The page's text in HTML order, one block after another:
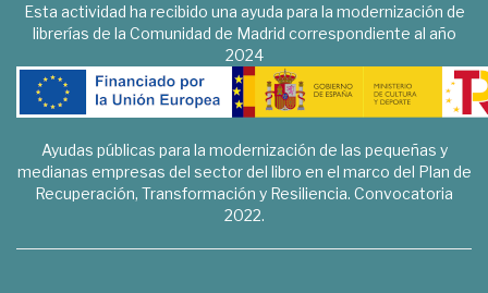
Esta actividad ha recibido una ayuda para la modernización de
librerías de la Comunidad de Madrid correspondiente al año
2024
Ayudas públicas para la modernización de las pequeñas y
medianas empresas del sector del libro en el marco del Plan de
Recuperación, Transformación y Resiliencia. Convocatoria
2022.